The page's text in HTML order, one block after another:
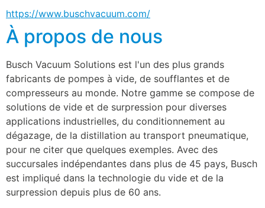
https://www.buschvacuum.com/
À propos de nous
Busch Vacuum Solutions est l'un des plus grands
fabricants de pompes à vide, de soufflantes et de
compresseurs au monde. Notre gamme se compose de
solutions de vide et de surpression pour diverses
applications industrielles, du conditionnement au
dégazage, de la distillation au transport pneumatique,
pour ne citer que quelques exemples. Avec des
succursales indépendantes dans plus de 45 pays, Busch
est impliqué dans la technologie du vide et de la
surpression depuis plus de 60 ans.